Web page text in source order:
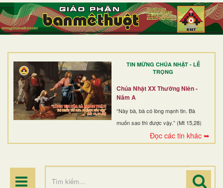
TIN MỪNG CHÚA NHẬT - LỄ
TRỌNG
Chúa Nhật XX Thường Niên -
Năm A
“Này bà, bà có lòng mạnh tin. Bà
muốn sao thì được vậy.” (Mt 15,28)
Đọc các tin khác ➥
TRANG NHẤT
GIỚI THIỆU
DÒNG TU
BAN MỤC VỤ
ĐOÀN THỂ CG
ĐIỂM HÀNH HƯƠNG